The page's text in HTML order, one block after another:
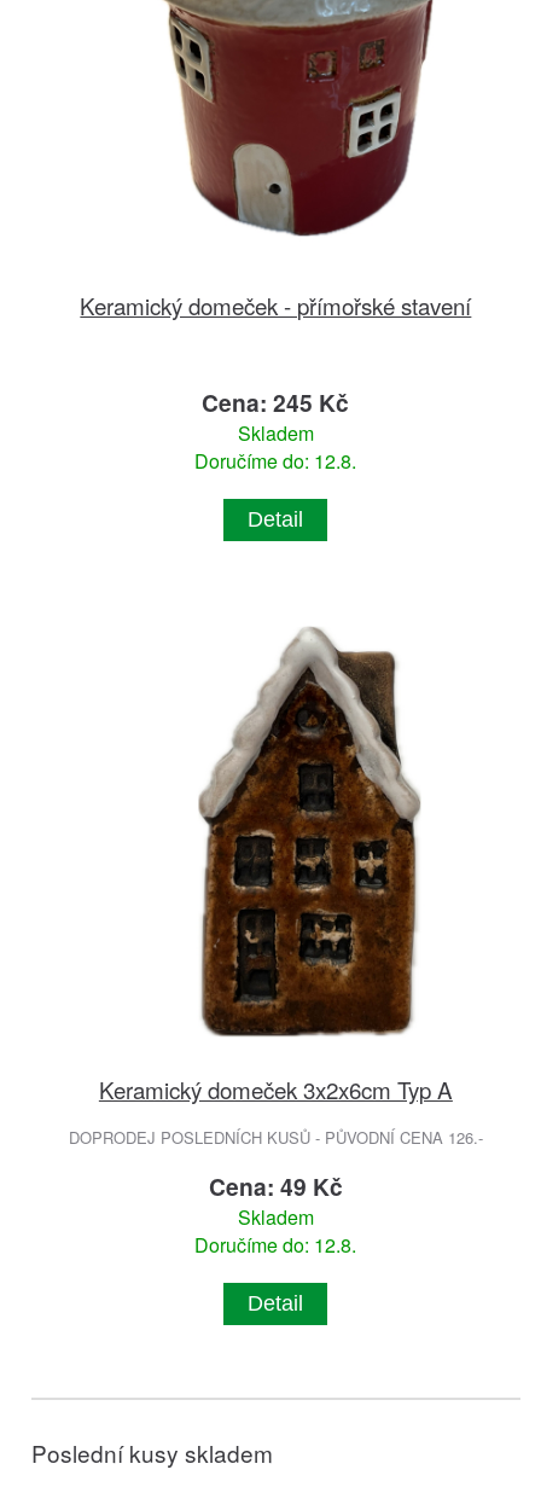
Keramický domeček - přímořské stavení
Cena: 245 Kč
Skladem
Doručíme do: 12.8.
Detail
Keramický domeček 3x2x6cm Typ A
DOPRODEJ POSLEDNÍCH KUSŮ - PŮVODNÍ CENA 126.-
Cena: 49 Kč
Skladem
Doručíme do: 12.8.
Detail
Poslední kusy skladem